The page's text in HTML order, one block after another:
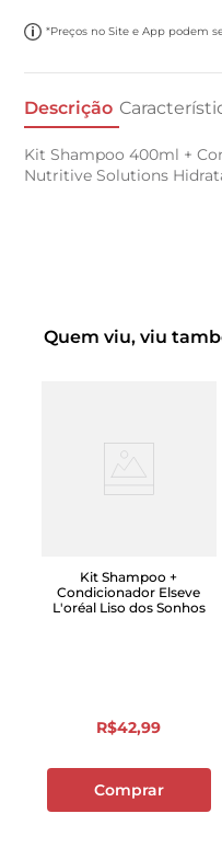
*Preços no Site e App podem
Descrição
Kit Shampoo 400ml +
Nutritive Solutions
Quem viu, viu
Kit Shampoo +
Condicionador Elseve
L'oréal Liso dos Sonhos
R$42,99
Comprar